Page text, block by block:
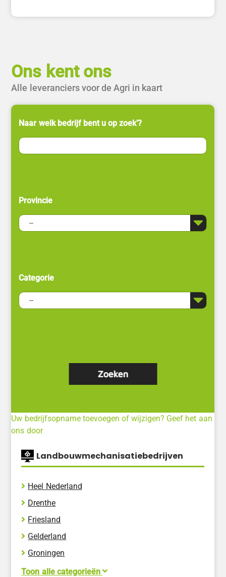
Ons kent ons
Alle leveranciers voor de Agri in kaart
Naar welk bedrijf bent u op zoek’?
Provincie
Categorie
Uw bedrijfsopname toevoegen of wijzigen? Geef het aan
ons door
Landbouwmechanisatiebedrijven
Heel Nederland
Drenthe
Friesland
Gelderland
Groningen
Flevoland
Toon alle categorieën